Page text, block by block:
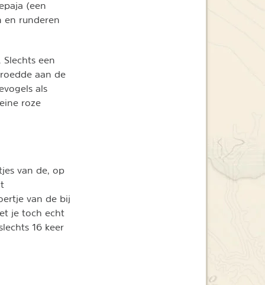
(een
en runderen
een
aan de
als
roze
van de, op
van de bij
je toch echt
16 keer